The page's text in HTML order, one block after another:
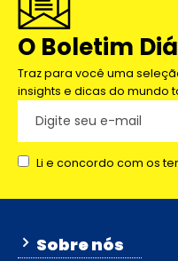
O Boletim
Traz para você uma
insights e dicas do mundo
Li e concordo com os
Sobre nós